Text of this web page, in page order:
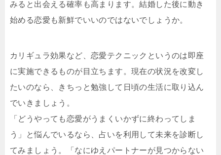
みると出会える確率も高まります。結婚した後に動き
始める恋愛も新鮮でいいのではないでしょうか。
カリギュラ効果など、恋愛テクニックというのは即座
に実施できるものが目立ちます。現在の状況を改変し
たいのなら、きちっと勉強して日頃の生活に取り込ん
でいきましょう。
「どうやっても恋愛がうまくいかずに終わってしま
う」と悩んでいるなら、占いを利用して未来を診断し
てみましょう。「なにゆえパートナーが見つからない